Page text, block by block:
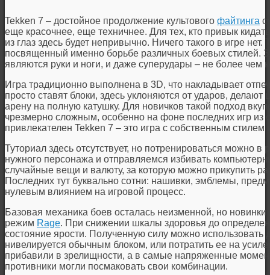
Tekken 7 – достойное продолжение культового файтинга
еще красочнее, еще техничнее. Для тех, кто привык
из глаз здесь будет непривычно. Ничего такого в игре
посвященный именно борьбе различных боевых стилей.
являются руки и ноги, и даже суперудары – не более чем
Игра традиционно выполнена в 3D, что накладывает
просто ставят блоки, здесь уклоняются от ударов,
арену на полную катушку. Для новичков такой подход
чрезмерно сложным, особенно на фоне последних игр из
привлекателен Tekken 7 – это игра с собственным
Туториал здесь отсутствует, но потренироваться можно
нужного персонажа и отправляемся избивать
случайные вещи и валюту, за которую можно прикупить
Последних тут буквально сотни: нашивки, эмблемы,
нулевым влиянием на игровой процесс.
Базовая механика боев осталась неизменной, но
режим Rage. При снижении шкалы здоровья до
состояние ярости. Полученную силу можно
нивелируется обычным блоком, или потратить ее на
прибавили в зрелищности, а в самые напряженные
противники могли посмаковать свои комбинации.